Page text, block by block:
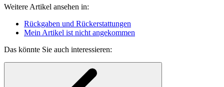
Weitere Artikel ansehen in:
Rückgaben und Rückerstattungen
Mein Artikel ist nicht angekommen
Das könnte Sie auch interessieren: